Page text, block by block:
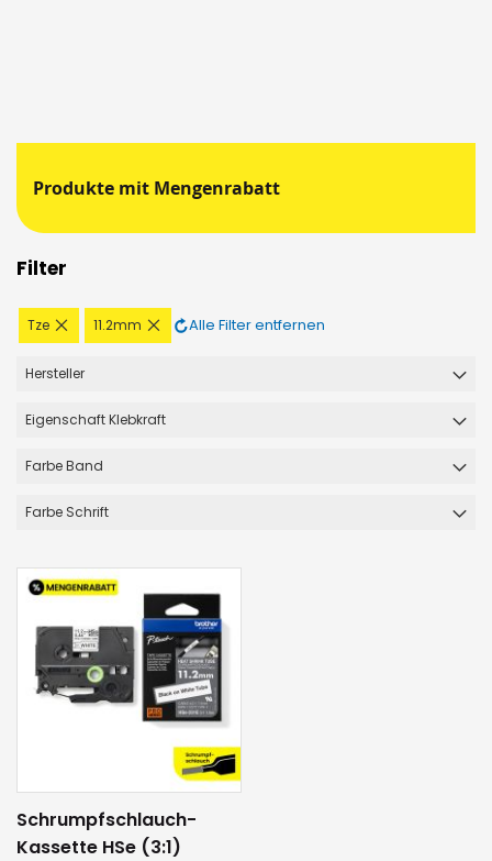
Produkte mit Mengenrabatt
Filter
Tze
Diesen
Artikel
11.2mm
Diesen
Artikel
Alle Filter entfernen
Hersteller
Eigenschaft Klebkraft
Farbe Band
Farbe Schrift
Schrumpfschlauch-
Kassette HSe (3:1)